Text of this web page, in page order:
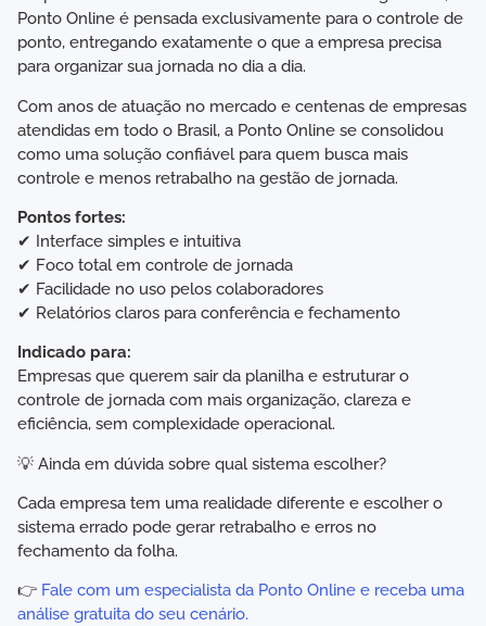
Ponto Online é pensada exclusivamente para o controle de
ponto, entregando exatamente o que a empresa precisa
para organizar sua jornada no dia a dia.
Com anos de atuação no mercado e centenas de empresas
atendidas em todo o Brasil, a Ponto Online se consolidou
como uma solução confiável para quem busca mais
controle e menos retrabalho na gestão de jornada.
Pontos fortes:
✔ Interface simples e intuitiva
✔ Foco total em controle de jornada
✔ Facilidade no uso pelos colaboradores
✔ Relatórios claros para conferência e fechamento
Indicado para:
Empresas que querem sair da planilha e estruturar o
controle de jornada com mais organização, clareza e
eficiência, sem complexidade operacional.
💡 Ainda em dúvida sobre qual sistema escolher?
Cada empresa tem uma realidade diferente e escolher o
sistema errado pode gerar retrabalho e erros no
fechamento da folha.
👉 Fale com um especialista da Ponto Online e receba uma
análise gratuita do seu cenário.